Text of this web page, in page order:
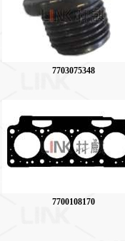
7703075348
7700108170